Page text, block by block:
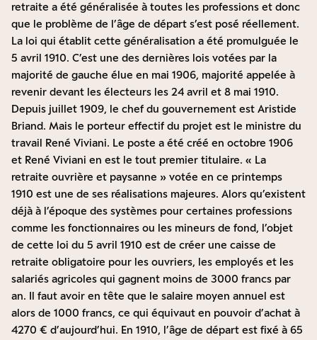
retraite a été généralisée à toutes les professions et donc
que le problème de l’âge de départ s’est posé réellement.
La loi qui établit cette généralisation a été promulguée le
5 avril 1910. C’est une des dernières lois votées par la
majorité de gauche élue en mai 1906, majorité appelée à
revenir devant les électeurs les 24 avril et 8 mai 1910.
Depuis juillet 1909, le chef du gouvernement est Aristide
Briand. Mais le porteur effectif du projet est le ministre du
travail René Viviani. Le poste a été créé en octobre 1906
et René Viviani en est le tout premier titulaire. « La
retraite ouvrière et paysanne » votée en ce printemps
1910 est une de ses réalisations majeures. Alors qu’existent
déjà à l’époque des systèmes pour certaines professions
comme les fonctionnaires ou les mineurs de fond, l’objet
de cette loi du 5 avril 1910 est de créer une caisse de
retraite obligatoire pour les ouvriers, les employés et les
salariés agricoles qui gagnent moins de 3000 francs par
an. Il faut avoir en tête que le salaire moyen annuel est
alors de 1000 francs, ce qui équivaut en pouvoir d’achat à
4270 € d’aujourd’hui. En 1910, l’âge de départ est fixé à 65